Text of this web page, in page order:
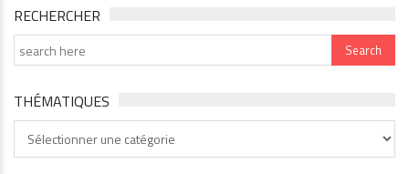
RECHERCHER
THÉMATIQUES